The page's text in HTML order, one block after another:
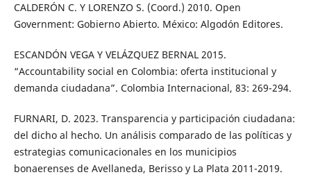
CALDERÓN C. Y LORENZO S. (Coord.) 2010. Open
Government: Gobierno Abierto. México: Algodón Editores.
ESCANDÓN VEGA Y VELÁZQUEZ BERNAL 2015.
“Accountability social en Colombia: oferta institucional y
demanda ciudadana”. Colombia Internacional, 83: 269-294.
FURNARI, D. 2023. Transparencia y participación ciudadana:
del dicho al hecho. Un análisis comparado de las políticas y
estrategias comunicacionales en los municipios
bonaerenses de Avellaneda, Berisso y La Plata 2011-2019.